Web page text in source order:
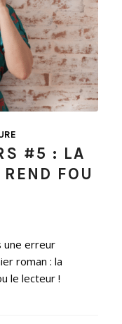
#5 : LA
FOU
une erreur
roman : la
le lecteur !